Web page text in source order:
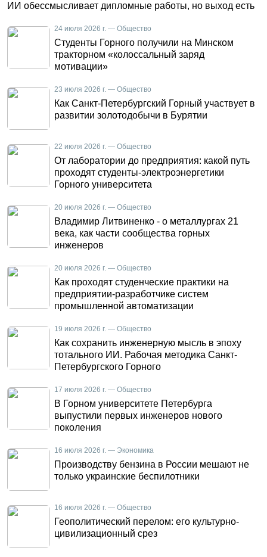
ИИ обессмысливает дипломные работы, но выход есть
24 июля 2026 г. — Общество
Студенты Горного получили на Минском
тракторном «колоссальный заряд
мотивации»
23 июля 2026 г. — Общество
Как Санкт-Петербургский Горный участвует в
развитии золотодобычи в Бурятии
22 июля 2026 г. — Общество
От лаборатории до предприятия: какой путь
проходят студенты-электроэнергетики
Горного университета
20 июля 2026 г. — Общество
Владимир Литвиненко - о металлургах 21
века, как части сообщества горных
инженеров
20 июля 2026 г. — Общество
Как проходят студенческие практики на
предприятии-разработчике систем
промышленной автоматизации
19 июля 2026 г. — Общество
Как сохранить инженерную мысль в эпоху
тотального ИИ. Рабочая методика Санкт-
Петербургского Горного
17 июля 2026 г. — Общество
В Горном университете Петербурга
выпустили первых инженеров нового
поколения
16 июля 2026 г. — Экономика
Производству бензина в России мешают не
только украинские беспилотники
16 июля 2026 г. — Общество
Геополитический перелом: его культурно-
цивилизационный срез